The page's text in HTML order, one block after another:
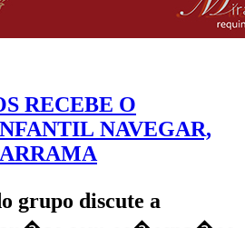
RECEBE O
NAVEGAR,
grupo discute a